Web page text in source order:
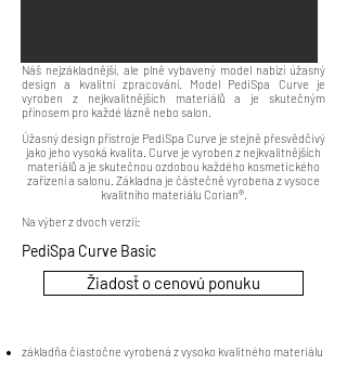
Náš nejzákladnější, ale plně vybavený model nabízí úžasný
design a kvalitní zpracování. Model PediSpa Curve je
vyroben z nejkvalitnějších materiálů a je skutečným
přínosem pro každé lázně nebo salon.
Úžasný design přístroje PediSpa Curve je stejně přesvědčivý
jako jeho vysoká kvalita. Curve je vyroben z nejkvalitnějších
materiálů a je skutečnou ozdobou každého kosmetického
zařízení a salonu. Základna je částečně vyrobena z vysoce
kvalitního materiálu Corian®.
Na výber z dvoch verzií:
PediSpa Curve Basic
Žiadosť o cenovú ponuku
základňa čiastočne vyrobená z vysoko kvalitného materiálu